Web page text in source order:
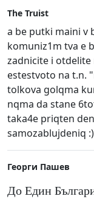
The Truist
a be putki maini v
komuniz1m tva e
zadnicite i otdelite
estestvoto na t.n.
tolkova golqma
nqma da stane
taka4e priqten
samozablujdeniq :)
Георги Пашев
До Един